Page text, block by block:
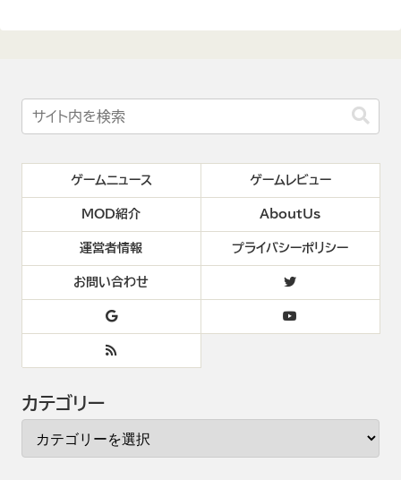
ゲームニュース ゲームレビュー
MOD紹介 AboutUs
運営者情報 プライバシーポリシー
お問い合わせ
カテゴリー